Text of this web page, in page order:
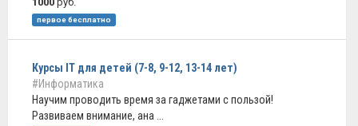
первое бесплатно
Курсы IT для детей (7-8, 9-12, 13-14 лет)
#Информатика
Научим проводить время за гаджетами с пользой!
Развиваем внимание, ана ...